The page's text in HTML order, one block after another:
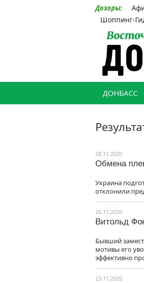
Дозоры:
Шоппинг-
ДОНБАСС
28.11.2020
Обмена
Украина
отклонили
26.11.2020
Витольд
Бывший
мотивы его
эффективно
23.11.2020